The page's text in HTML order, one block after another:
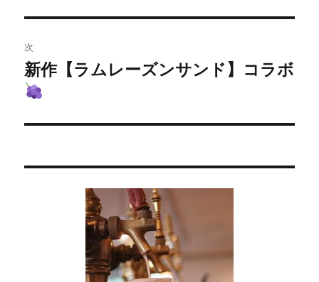
ビ
ゲ
ー
シ
ン
投
稿:
次
次
の
稿:
新作【ラムレーズンサンド】コラボ